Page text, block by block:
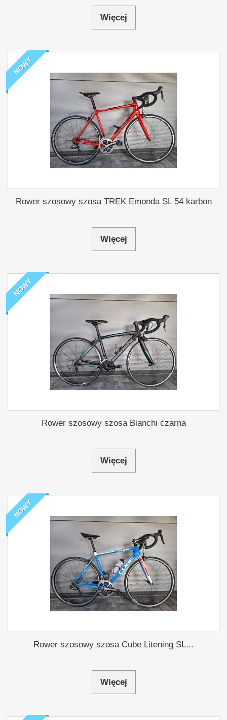
Więcej
NOWY
Rower szosowy szosa TREK Emonda SL 54 karbon
Więcej
NOWY
Rower szosowy szosa Bianchi czarna
Więcej
NOWY
Rower szosowy szosa Cube Litening SL...
Więcej